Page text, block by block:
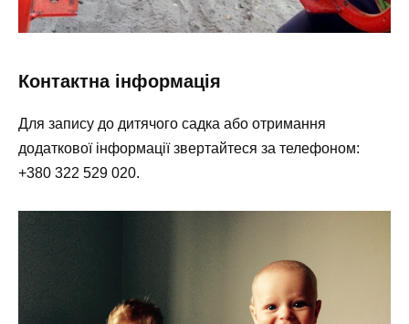
Контактна інформація
Для запису до дитячого садка або отримання
додаткової інформації звертайтеся за телефоном:
+380 322 529 020.